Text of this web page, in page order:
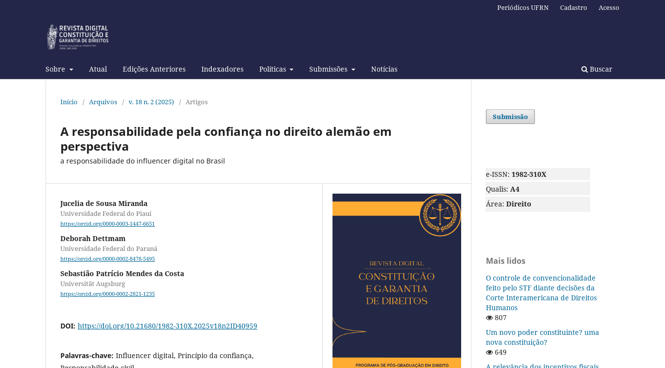
Sobre Atual Edições Anteriores Indexadores Políticas Submissões Notícias Buscar
Periódicos UFRN Cadastro Acesso
Início / Arquivos / v. 18 n. 2 (2025) / Artigos
A responsabilidade pela confiança no direito alemão em
perspectiva
a responsabilidade do influencer digital no Brasil
Jucelia de Sousa Miranda
Universidade Federal do Piauí
https://orcid.org/0000-0003-1447-6651
Deborah Dettmam
Universidade Federal do Paraná
https://orcid.org/0000-0002-8478-5495
Sebastião Patrício Mendes da Costa
Universität Augsburg
https://orcid.org/0000-0002-2821-1235
DOI: https://doi.org/10.21680/1982-310X.2025v18n2ID40959
Palavras-chave: Influencer digital, Princípio da confiança,
Submissão
e-ISSN: 1982-310X
Qualis: A4
Área: Direito
Mais lidos
O controle de convencionalidade
feito pelo STF diante decisões da
Corte Interamericana de Direitos
Humanos
807
Um novo poder constituinte? uma
nova constituição?
649